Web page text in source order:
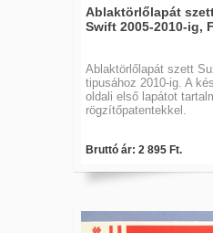
Ablaktörlőlapát
Swift 2005-2010-ig,
Ablaktörlőlapát szett
tipusához 2010-ig. A
oldali első lapátot
rögzítőpatentekkel.
Bruttó ár: 2 895 Ft.